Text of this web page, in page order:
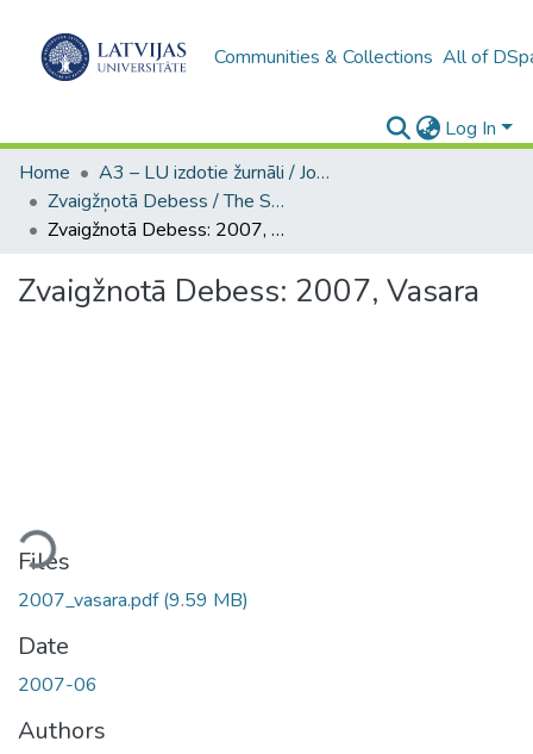
Communities & Collections All of
Log In
Home
A3 – LU izdotie žurnāli / Journals and magazines published by UL
Zvaigžņotā Debess / The Starry Sky
Zvaigžnotā Debess: 2007, Vasara
Zvaigžnotā Debess: 2007, Vasara
Files
2007_vasara.pdf(9.59 MB)
Date
2007-06
Authors